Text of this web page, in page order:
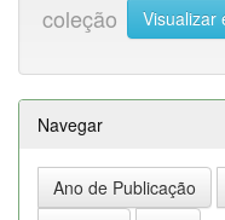
coleção
Visualizar
Navegar